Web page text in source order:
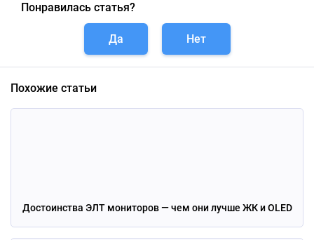
Понравилась статья?
Да Нет
Похожие статьи
Достоинства ЭЛТ мониторов — чем они лучше ЖК и OLED